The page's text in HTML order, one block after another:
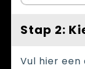
Stap 2:
Vul hier een